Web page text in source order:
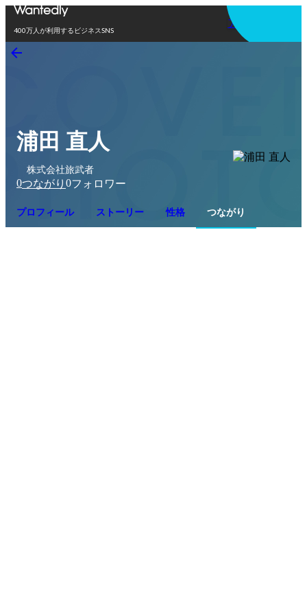
400万人が利用するビジネスSNS
アプリを使う
浦田 直人
株式会社旅武者
0つながり 0フォロワー
プロフィール ストーリー 性格 つながり